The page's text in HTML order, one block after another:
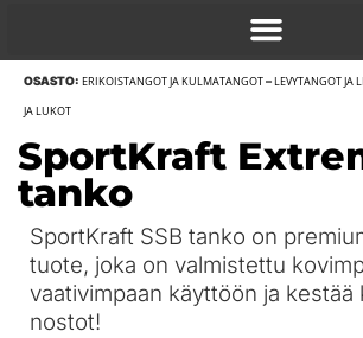
29,90€
OSASTO: ERIKOISTANGOT JA KULMATANGOT–LEVYTANGOT JA
JA LUKOT
SportKraft
tanko
SportKraft SSB tanko on
tuote, joka on valmistettu
vaativimpaan käyttöön ja kestää
nostot!